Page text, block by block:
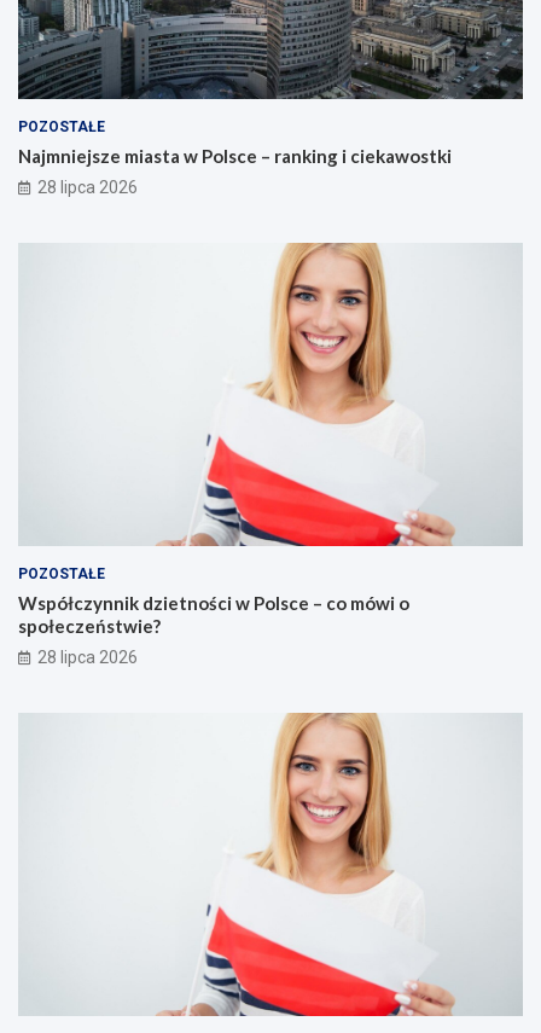
POZOSTAŁE
Najmniejsze miasta w Polsce – ranking i ciekawostki
28 lipca 2026
POZOSTAŁE
Współczynnik dzietności w Polsce – co mówi o
społeczeństwie?
28 lipca 2026